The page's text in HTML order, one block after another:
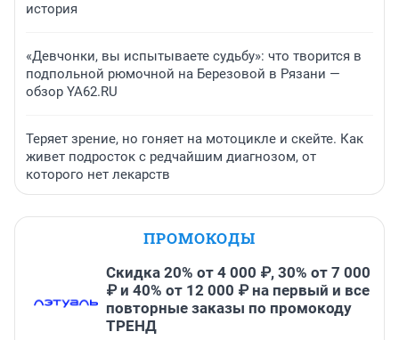
история
«Девчонки, вы испытываете судьбу»: что творится в
подпольной рюмочной на Березовой в Рязани —
обзор YA62.RU
Теряет зрение, но гоняет на мотоцикле и скейте. Как
живет подросток с редчайшим диагнозом, от
которого нет лекарств
ПРОМОКОДЫ
Скидка 20% от 4 000 ₽, 30% от 7 000
₽ и 40% от 12 000 ₽ на первый и все
повторные заказы по промокоду
ТРЕНД